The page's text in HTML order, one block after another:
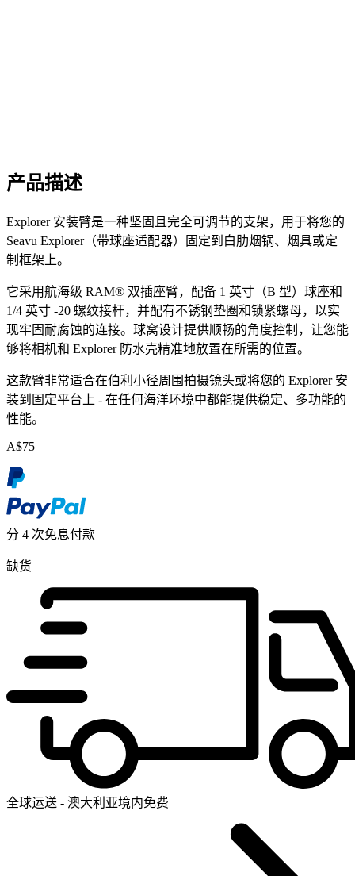
产品描述
Explorer 安装臂是一种坚固且完全可调节的支架，用于将您的
Seavu Explorer（带球座适配器）固定到白肋烟锅、烟具或定
制框架上。
它采用航海级 RAM® 双插座臂，配备 1 英寸（B 型）球座和
1/4 英寸 -20 螺纹接杆，并配有不锈钢垫圈和锁紧螺母，以实
现牢固耐腐蚀的连接。球窝设计提供顺畅的角度控制，让您能
够将相机和 Explorer 防水壳精准地放置在所需的位置。
这款臂非常适合在伯利小径周围拍摄镜头或将您的 Explorer 安
装到固定平台上 - 在任何海洋环境中都能提供稳定、多功能的
性能。
A$75
分 4 次免息付款
缺货
全球运送 - 澳大利亚境内免费